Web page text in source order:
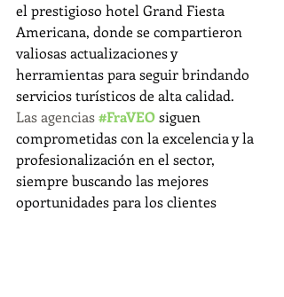
el prestigioso hotel Grand Fiesta
Americana, donde se compartieron
valiosas actualizaciones y
herramientas para seguir brindando
servicios turísticos de alta calidad.
Las agencias #FraVEO siguen
comprometidas con la excelencia y la
profesionalización en el sector,
siempre buscando las mejores
oportunidades para los clientes